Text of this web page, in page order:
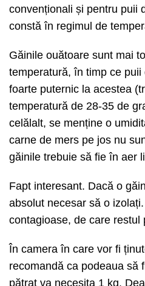
convenționali și pentru puii
constă în regimul de
Găinile ouătoare sunt mai
temperatură, în timp ce
foarte puternic la acestea
temperatură de 28-35 de
celălalt, se menține o
carne de mers pe jos nu
găinile trebuie să fie în aer
Fapt interesant. Dacă o
absolut necesar să o
contagioase, de care restul
În camera în care vor fi
recomandă ca podeaua să
pătrat va necesita 1 kg.